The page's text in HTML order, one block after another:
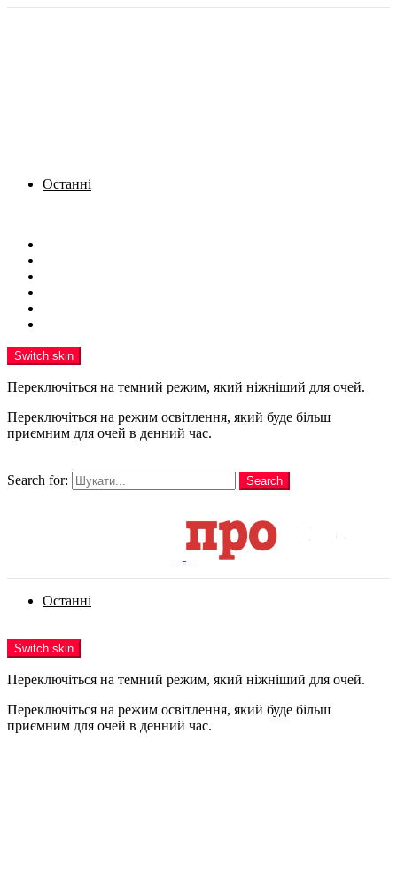
Останні
Switch skin
Переключіться на темний режим, який ніжніший для очей.
Переключіться на режим освітлення, який буде більш
приємним для очей в денний час.
Search for:
Search
Останні
Switch skin
Переключіться на темний режим, який ніжніший для очей.
Переключіться на режим освітлення, який буде більш
приємним для очей в денний час.